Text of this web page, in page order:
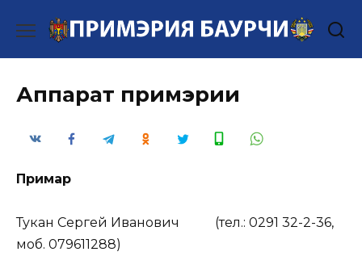
содержанию
Аппарат примэрии
Примар
Тукан Сергей Иванович (тел.: 0291 32-2-36,
моб. 079611288)